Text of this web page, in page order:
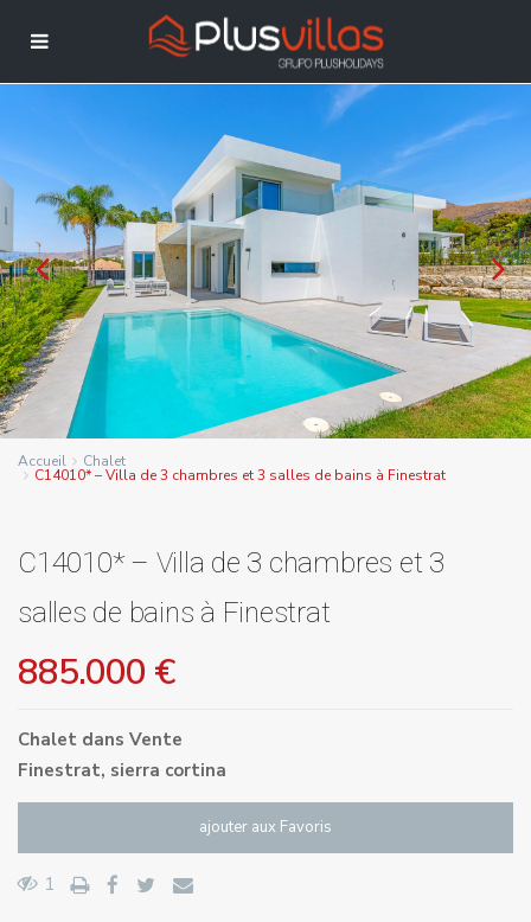
Accueil Chalet
C14010* – Villa de 3 chambres et 3 salles de bains à Finestrat
C14010* – Villa de 3 chambres et 3
salles de bains à Finestrat
885.000 €
Chalet dans Vente
Finestrat, sierra cortina
ajouter aux Favoris
1